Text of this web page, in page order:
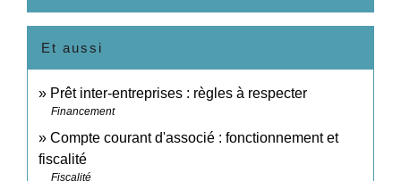
Et aussi
Prêt inter-entreprises : règles à respecter
Financement
Compte courant d'associé : fonctionnement et
fiscalité
Fiscalité